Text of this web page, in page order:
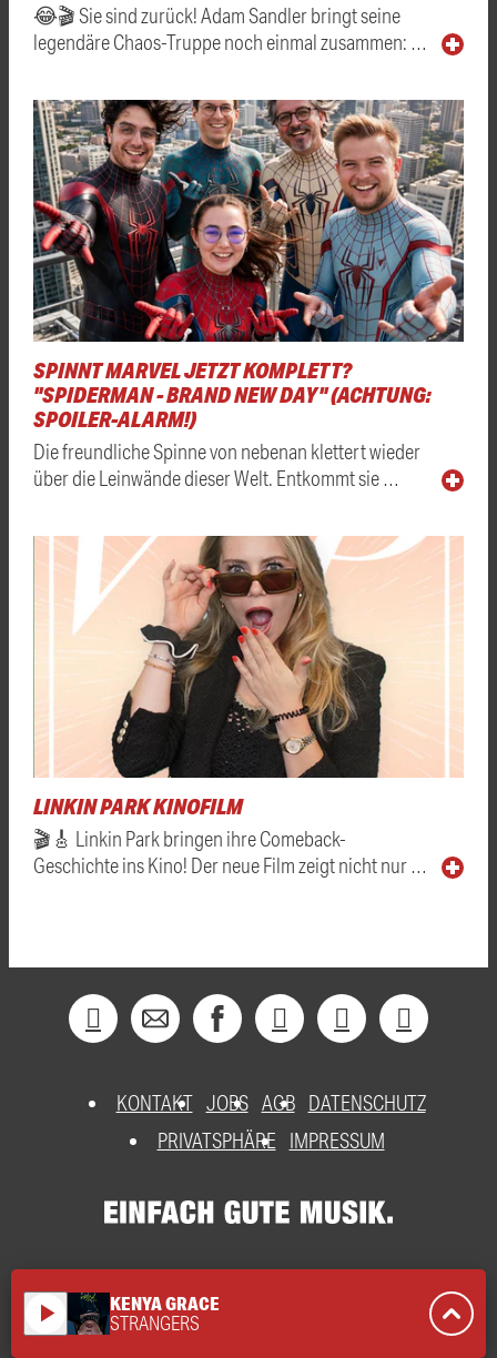
😂🎬 Sie sind zurück! Adam Sandler bringt seine
legendäre Chaos-Truppe noch einmal zusammen: …
SPINNT MARVEL JETZT KOMPLETT?
"SPIDERMAN - BRAND NEW DAY" (ACHTUNG:
SPOILER-ALARM!)
Die freundliche Spinne von nebenan klettert wieder
über die Leinwände dieser Welt. Entkommt sie …
LINKIN PARK KINOFILM
🎬🎸 Linkin Park bringen ihre Comeback-
Geschichte ins Kino! Der neue Film zeigt nicht nur …
KONTAKT JOBS AGB DATENSCHUTZ
PRIVATSPHÄRE
IMPRESSUM
play_arrow KENYA GRACE
STRANGERS